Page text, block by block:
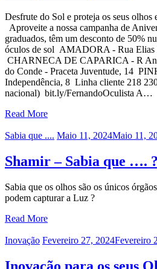
Desfrute do Sol e proteja os seus
Aproveite a nossa campanha de
graduados, têm um desconto de 50%
óculos de sol AMADORA - Rua Elias
CHARNECA DE CAPARICA - R
do Conde - Praceta Juventude, 14
Independência, 8 Linha cliente 218
nacional) bit.ly/FernandoOculista A…
Read More
Categories
Sabia que .... Posted
Maio 11, 2024Maio 11,
Shamir – Sabia que …. ?
Sabia que os olhos são os únicos
podem capturar a Luz ?
Read More
Categories
Inovação Posted
Fevereiro 27, 2024Fevereiro